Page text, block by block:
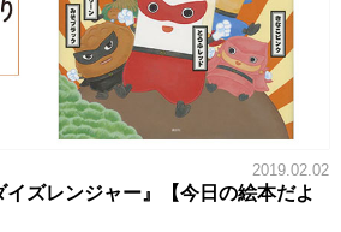
2019.02.02
イズレンジャー』【今日の絵本だよ